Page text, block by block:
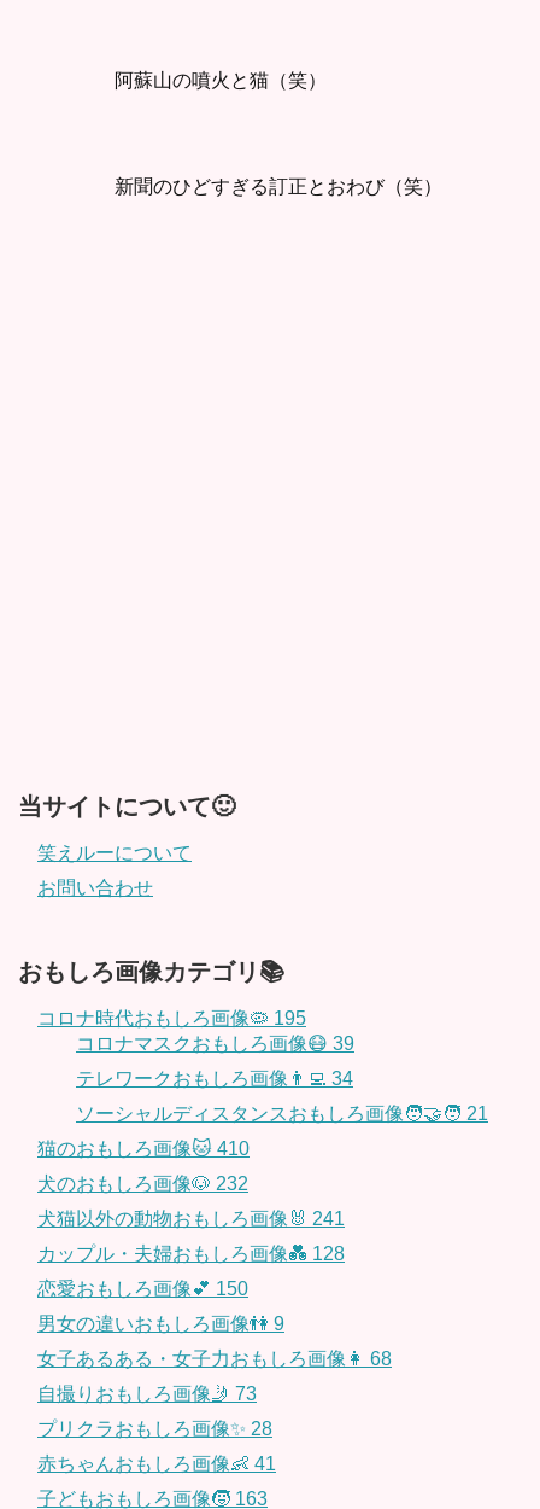
阿蘇山の噴火と猫（笑）
新聞のひどすぎる訂正とおわび（笑）
当サイトについて🙂
笑えルーについて
お問い合わせ
おもしろ画像カテゴリ📚
コロナ時代おもしろ画像🦠 195
コロナマスクおもしろ画像😷 39
テレワークおもしろ画像👨‍💻 34
ソーシャルディスタンスおもしろ画像🧑‍🤝‍🧑 21
猫のおもしろ画像🐱 410
犬のおもしろ画像🐶 232
犬猫以外の動物おもしろ画像🐰 241
カップル・夫婦おもしろ画像💑 128
恋愛おもしろ画像💕 150
男女の違いおもしろ画像👫 9
女子あるある・女子力おもしろ画像👩 68
自撮りおもしろ画像🤳 73
プリクラおもしろ画像✨ 28
赤ちゃんおもしろ画像👶 41
子どもおもしろ画像🧒 163